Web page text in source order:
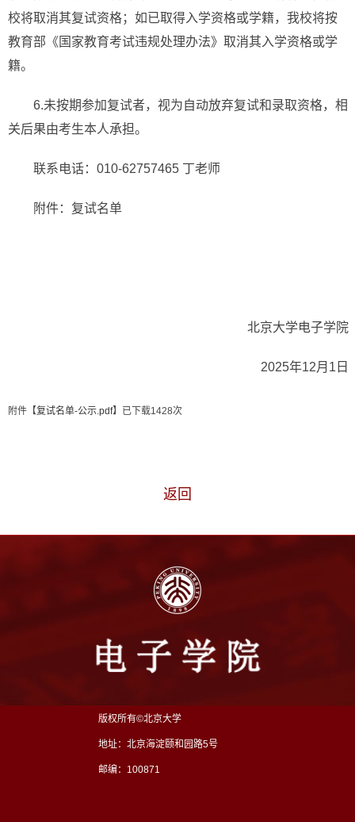
校将取消其复试资格；如已取得入学资格或学籍，我校将按
教育部《国家教育考试违规处理办法》取消其入学资格或学
籍。
6.未按期参加复试者，视为自动放弃复试和录取资格，相
关后果由考生本人承担。
联系电话：010-62757465 丁老师
附件：复试名单
北京大学电子学院
2025年12月1日
附件【复试名单-公示.pdf】已下载1428次
返回
版权所有©北京大学
地址：北京海淀颐和园路5号
邮编：100871